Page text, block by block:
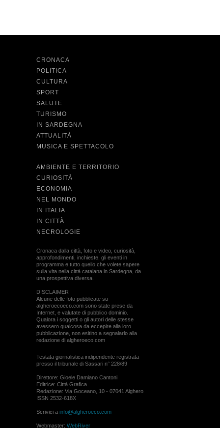
CRONACA
POLITICA
CULTURA
SPORT
SALUTE
TURISMO
IN SARDEGNA
ATTUALITÀ
MUSICA E SPETTACOLO
AMBIENTE E TERRITORIO
CURIOSITÀ
ECONOMIA
NEL MONDO
IN ITALIA
IN CITTÀ
NECROLOGIE
Cronaca dalla città, foto e video, curiosità,
approfondimenti, inchieste, gli eventi in
programma e tutto quello che volete sapere
sulla vita nella città catalana in Sardegna, da
una prospettiva diversa.
DISCLAIMER
Alcune delle foto pubblicate su
algheroecoeco.com sono state prese da
Internet, e valutate di pubblico dominio.
Qualora i soggetti o gli autori delle stesse
avessero qualcosa da eccepire alla loro
pubblicazione, non esitino a segnalarlo alla
redazione di algheroeco.com
Testata giornalistica indipendente registrata
presso il tribunale di Sassari n° 228/89
Direttore: Gioele Damiano Cantoni
Editrice: Città Grafica
Redazione: Via Goceano, 10 - 07041 Alghero
ISSN 2532-618X
Scrivici a info@algheroeco.com
Webmaster: WebRiver